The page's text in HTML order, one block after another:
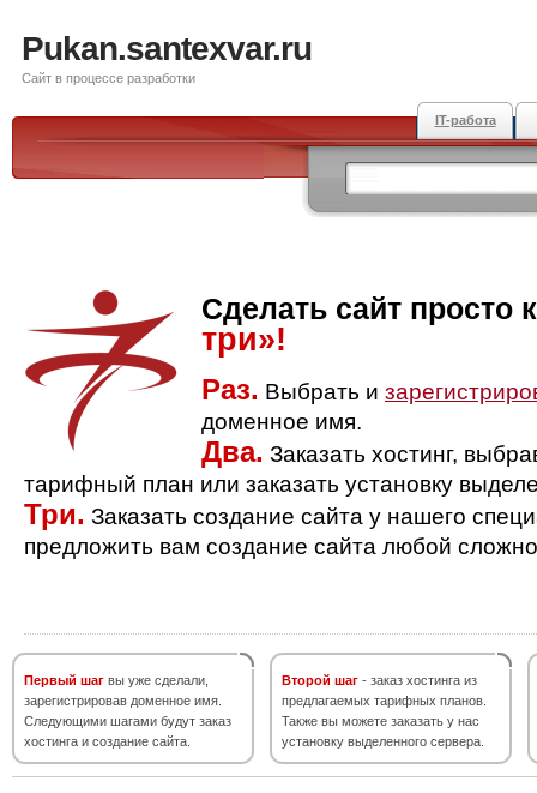
Pukan.santexvar.ru
Сайт в процессе разработки
IT-работа
Сделать сайт просто
три»!
Раз. Выбрать и
доменное имя.
Два. Заказать хостинг,
тарифный план или заказать установку
Три. Заказать создание сайта у нашего
предложить вам создание сайта любой
Первый шаг вы уже сделали,
зарегистрировав доменное имя.
Следующими шагами будут заказ
хостинга и создание сайта.
Второй шаг - заказ хостинга из
предлагаемых тарифных планов.
Также вы можете заказать у нас
установку выделенного сервера.